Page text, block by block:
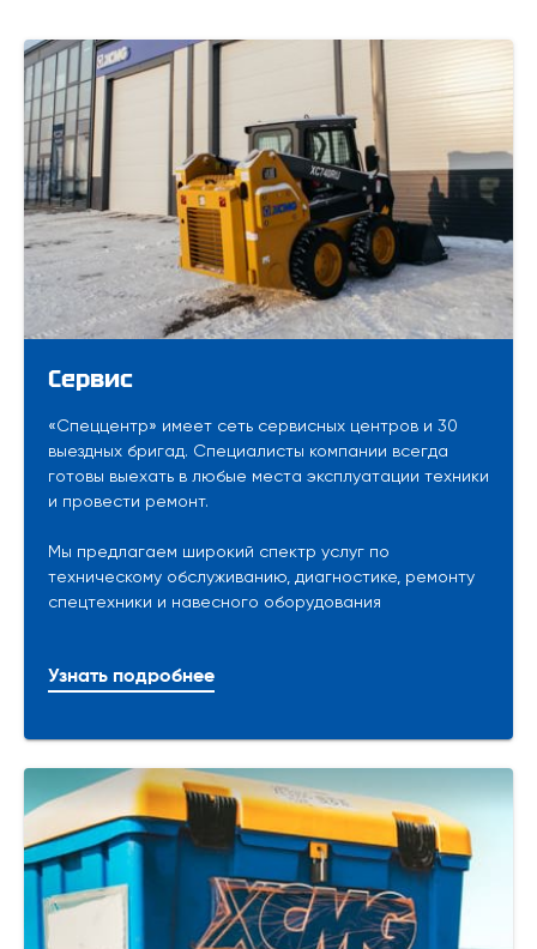
Сервис
«Спеццентр» имеет сеть сервисных центров и 30
выездных бригад. Специалисты компании всегда
готовы выехать в любые места эксплуатации техники
и провести ремонт.
Мы предлагаем широкий спектр услуг по
техническому обслуживанию, диагностике, ремонту
спецтехники и навесного оборудования
Узнать подробнее